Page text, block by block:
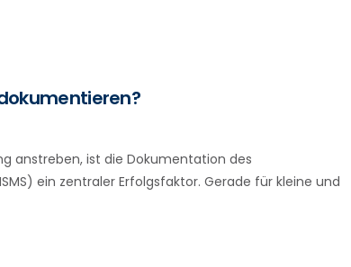
anstreben, ist die Dokumentation des
ein zentraler Erfolgsfaktor. Gerade für kleine und